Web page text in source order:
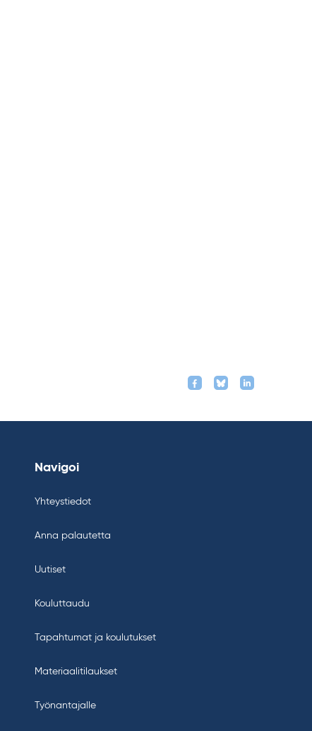
Navigoi
Yhteystiedot
Anna palautetta
Uutiset
Kouluttaudu
Tapahtumat ja koulutukset
Materiaalitilaukset
Työnantajalle